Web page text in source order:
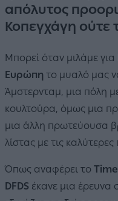
απόλυτος
Κοπεγχάγη ούτε
Μπορεί όταν μιλάμε
Ευρώπη το μυαλό μας
Άμστερνταμ, μια πόλη
κουλτούρα, όμως μια
μια άλλη πρωτεύουσα
λίστας με τις καλύτερες
Όπως αναφέρει το
DFDS έκανε μια έρευνα